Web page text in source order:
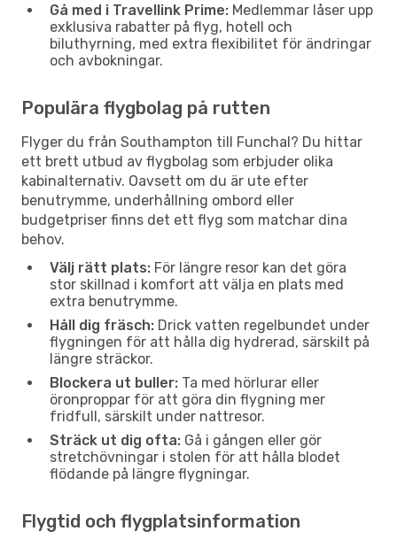
Gå med i Travellink Prime: Medlemmar låser upp
exklusiva rabatter på flyg, hotell och
biluthyrning, med extra flexibilitet för ändringar
och avbokningar.
Populära flygbolag på rutten
Flyger du från Southampton till Funchal? Du hittar
ett brett utbud av flygbolag som erbjuder olika
kabinalternativ. Oavsett om du är ute efter
benutrymme, underhållning ombord eller
budgetpriser finns det ett flyg som matchar dina
behov.
Välj rätt plats: För längre resor kan det göra
stor skillnad i komfort att välja en plats med
extra benutrymme.
Håll dig fräsch: Drick vatten regelbundet under
flygningen för att hålla dig hydrerad, särskilt på
längre sträckor.
Blockera ut buller: Ta med hörlurar eller
öronproppar för att göra din flygning mer
fridfull, särskilt under nattresor.
Sträck ut dig ofta: Gå i gången eller gör
stretchövningar i stolen för att hålla blodet
flödande på längre flygningar.
Flygtid och flygplatsinformation